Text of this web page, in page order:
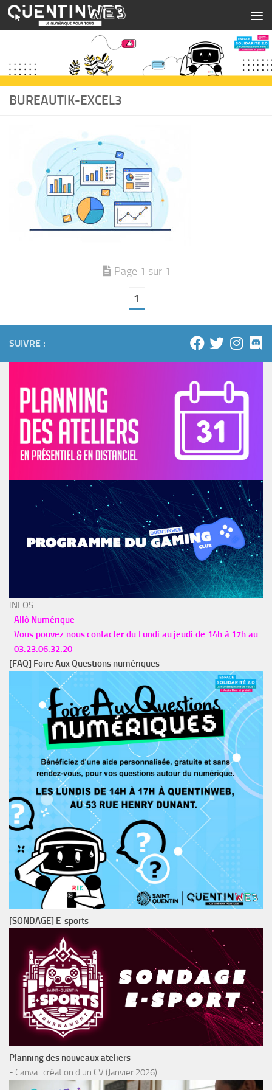
Skip to content
BUREAUTIK-EXCEL3
Page 1 sur 1
1
SUIVRE :
INFOS :
Allô Numérique
Vous pouvez nous contacter du Lundi au jeudi de 14h à 17h au
03.23.06.32.20
[FAQ] Foire Aux Questions numériques
[SONDAGE] E-sports
Planning des nouveaux ateliers
- Canva : création d'un CV (Janvier 2026)